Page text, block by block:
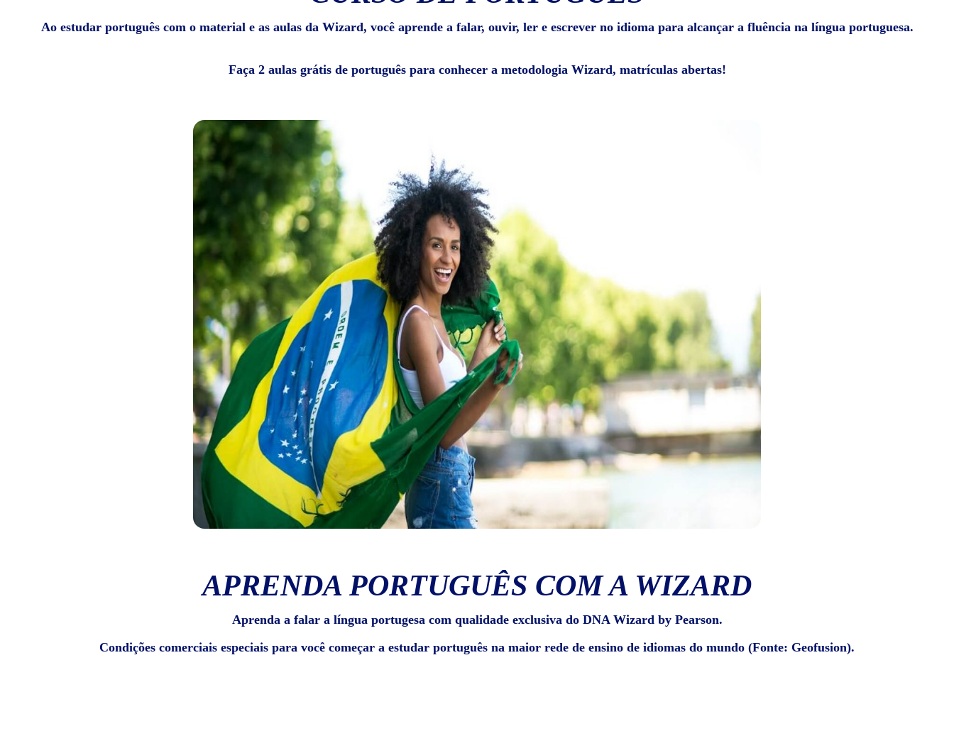
Ao estudar português com o material e as aulas da Wizard, você aprende a falar, ouvir, ler e escrever no idioma para alcançar a fluência na língua portuguesa.
Faça 2 aulas grátis de português para conhecer a metodologia Wizard, matrículas abertas!
APRENDA PORTUGUÊS COM A WIZARD
Aprenda a falar a língua portugesa com qualidade exclusiva do DNA Wizard by Pearson.
Condições comerciais especiais para você começar a estudar português na maior rede de ensino de idiomas do mundo (Fonte: Geofusion).